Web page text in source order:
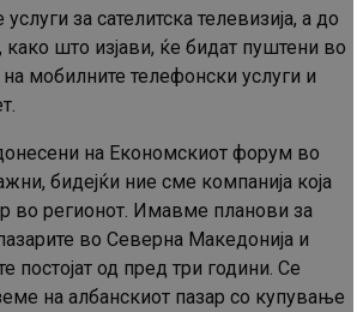
за сателитска телевизија, а до
како што изјави, ќе бидат пуштени во
на мобилните телефонски услуги и
на Економскиот форум во
бидејќи ние сме компанија која
во регионот. Имавме планови за
во Северна Македонија и
постојат од пред три години. Се
на албанскиот пазар со купување